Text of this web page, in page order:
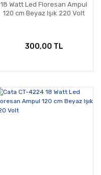
18 Watt Led Floresan Ampul
120 cm Beyaz Işık 220 Volt
300,00 TL